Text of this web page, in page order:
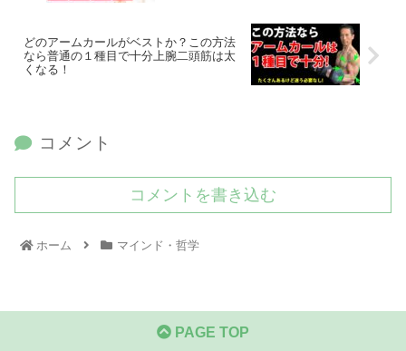
どのアームカールがベストか？この方法
なら普通の１種目で十分上腕二頭筋は太
くなる！
コメント
コメントを書き込む
ホーム マインド・哲学
PAGE TOP